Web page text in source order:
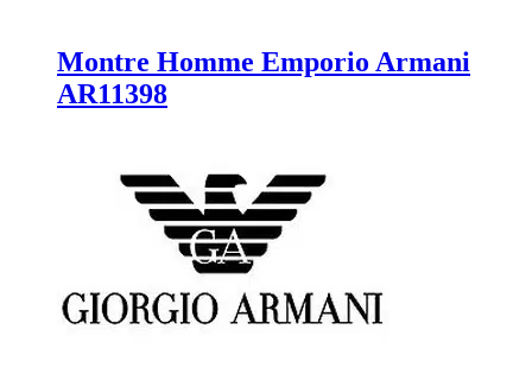
Montre Homme Emporio Armani
AR11398